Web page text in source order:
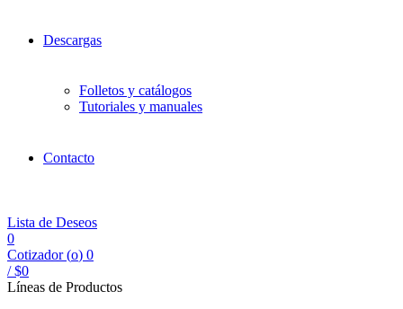
Descargas
Folletos y catálogos
Tutoriales y manuales
Contacto
Lista de Deseos
0
Cotizador (o) 0
/ $0
Líneas de Productos